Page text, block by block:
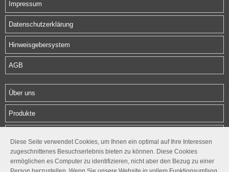
Diese Seite verwendet Cookies, um Ihnen ein optimal auf Ihre Interessen
zugeschnittenes Besuchserlebnis bieten zu können. Diese Cookies
ermöglichen es Computer zu identifizieren, nicht aber den Bezug zu einer
Impressum
Datenschutzerklärung
Hinweisgebersystem
AGB
Über uns
Produkte
Kontakt